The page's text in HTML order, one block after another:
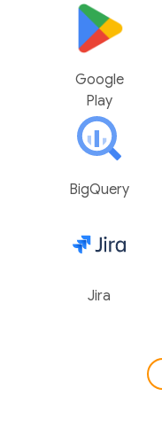
Google
Play
BigQuery
Jira